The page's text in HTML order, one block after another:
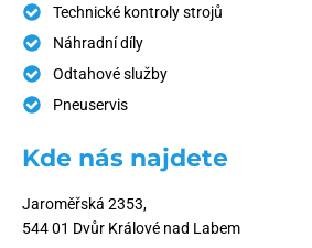
Technické kontroly strojů
Náhradní díly
Odtahové služby
Pneuservis
Kde nás najdete
Jaroměřská 2353,
544 01 Dvůr Králové nad Labem